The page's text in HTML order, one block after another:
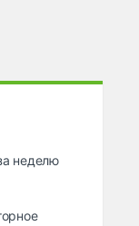
неделю